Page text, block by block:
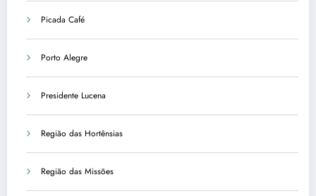
Picada Café
Porto Alegre
Presidente Lucena
Região das Hortênsias
Região das Missões